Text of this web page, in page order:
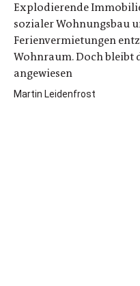
Explodierende
sozialer Wohnungsbau
Ferienvermietungen
Wohn­­raum. Doch bleibt
angewiesen
Martin Leidenfrost